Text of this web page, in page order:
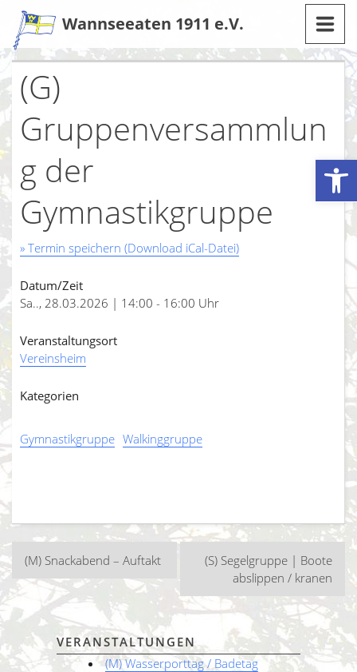
Werkzeugleiste öffnen
Zum
Inhalt
Wannseeaten 1911 e.V.
(G)
Gruppenversammlun
g der
Gymnastikgruppe
» Termin speichern (Download iCal-Datei)
Datum/Zeit
Sa.., 28.03.2026 | 14:00 - 16:00 Uhr
Veranstaltungsort
Vereinsheim
Kategorien
Gymnastikgruppe Walkinggruppe
Beitragsnavigation
(M) Snackabend – Auftakt
(S) Segelgruppe | Boote
abslippen / kranen
VERANSTALTUNGEN
(M) Wasserporttag / Badetag